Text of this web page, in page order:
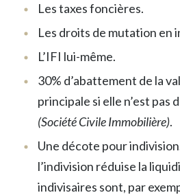
Les taxes foncières.
Les droits de mutation en
L’IFI lui-même.
30% d’abattement de la
principale si elle n’est pas
(Société Civile Immobilière).
Une décote pour
l’indivision réduise la
indivisaires sont, par